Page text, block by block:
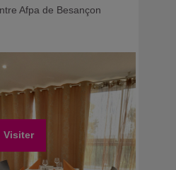
Afpa de Besançon
Visiter